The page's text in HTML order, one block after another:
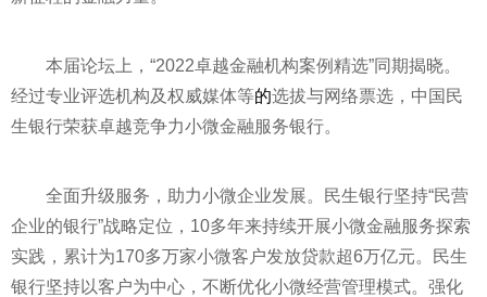
本届论坛上，“2022卓越金融机构案例精选”同期揭晓。
经过专业评选机构及权威媒体等的选拔与网络票选，中国民
生银行荣获卓越竞争力小微金融服务银行。
全面升级服务，助力小微企业发展。民生银行坚持“民营
企业的银行”战略定位，10多年来持续开展小微金融服务探索
实践，累计为170多万家小微客户发放贷款超6万亿元。民生
银行坚持以客户为中心，不断优化小微经营管理模式。强化